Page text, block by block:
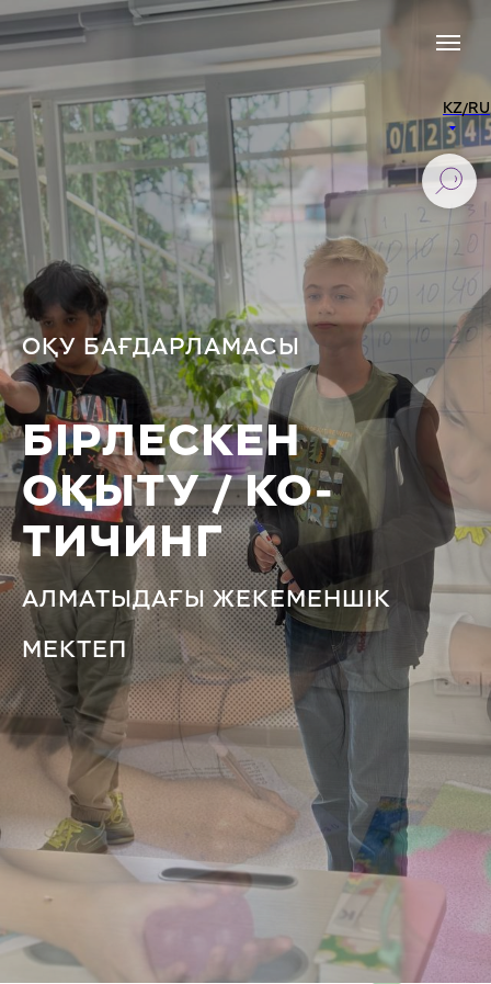
KZ/RU
ОҚУ БАҒДАРЛАМАСЫ
БІРЛЕСКЕН
ОҚЫТУ / КО-
ТИЧИНГ
АЛМАТЫДАҒЫ ЖЕКЕМЕНШІК
МЕКТЕП